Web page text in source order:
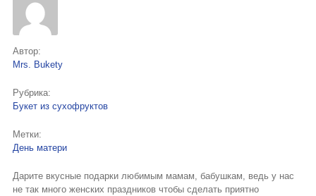
Букеты из сухофруктов и орехов
Букеты из клубники и ягод
Овощные букеты
Детские букеты
Съедобные Корзины
Съедобные Боксы Ящики
Автор:
Mrs. Bukety
Рубрика:
Букет из сухофруктов
Метки:
День матери
Дарите вкусные подарки любимым мамам, бабушкам, ведь у нас
не так много женских праздников чтобы сделать приятно